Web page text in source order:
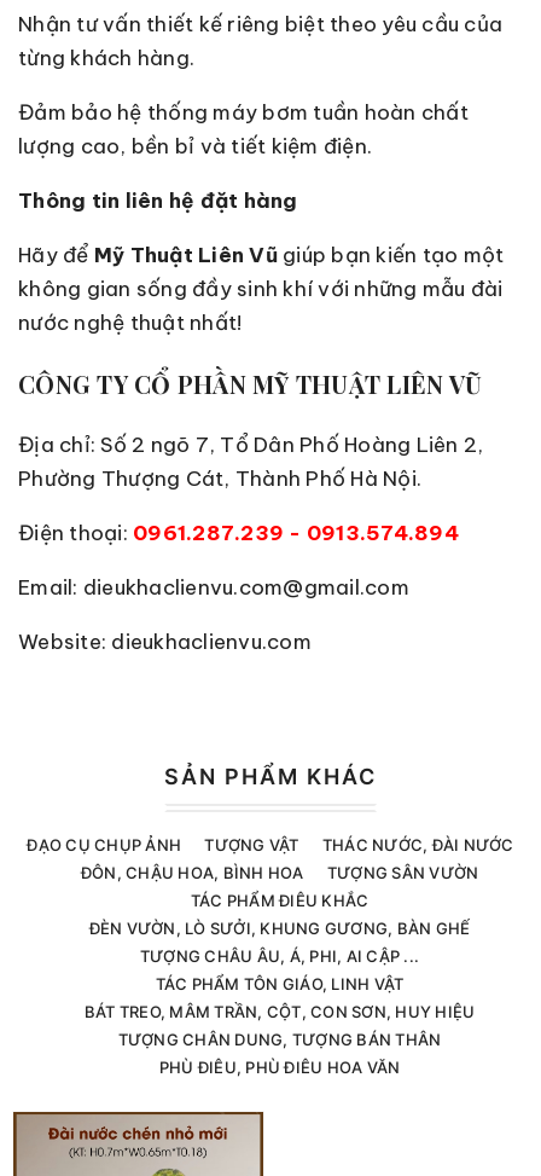
Nhận tư vấn thiết kế riêng biệt theo yêu cầu của
từng khách hàng.
Đảm bảo hệ thống máy bơm tuần hoàn chất
lượng cao, bền bỉ và tiết kiệm điện.
Thông tin liên hệ đặt hàng
Hãy để Mỹ Thuật Liên Vũgiúp bạn kiến tạo một
không gian sống đầy sinh khí với những mẫu đài
nước nghệ thuật nhất!
CÔNG TY CỔ PHẦN MỸ THUẬT LIÊN VŨ
Địa chỉ: Số 2 ngõ 7, Tổ Dân Phố Hoàng Liên 2,
Phường Thượng Cát, Thành Phố Hà Nội.
Điện thoại: 0961.287.239 - 0913.574.894
Email: dieukhaclienvu.com@gmail.com
Website: dieukhaclienvu.com
SẢN PHẨM KHÁC
ĐẠO CỤ CHỤP ẢNH TƯỢNG VẬT
THÁC NƯỚC, ĐÀI NƯỚC
ĐÔN, CHẬU HOA, BÌNH HOA
TƯỢNG SÂN VƯỜN
TÁC PHẨM ĐIÊU KHẮC
ĐÈN VƯỜN, LÒ SƯỞI, KHUNG GƯƠNG, BÀN GHẾ
TƯỢNG CHÂU ÂU, Á, PHI, AI CẬP ...
TÁC PHẨM TÔN GIÁO, LINH VẬT
BÁT TREO, MÂM TRẦN, CỘT, CON SƠN, HUY HIỆU
TƯỢNG CHÂN DUNG, TƯỢNG BÁN THÂN
PHÙ ĐIÊU, PHÙ ĐIÊU HOA VĂN